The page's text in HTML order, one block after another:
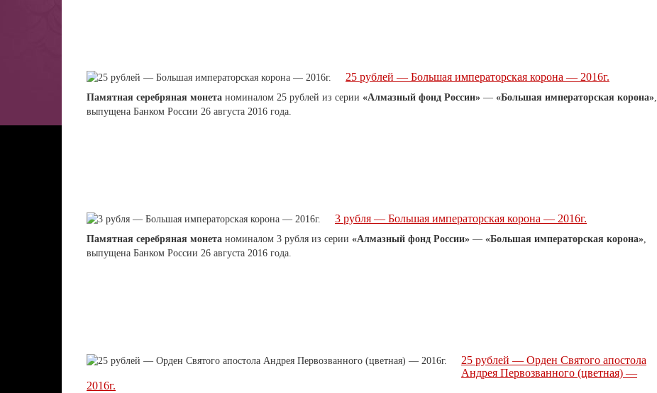
25 рублей — Большая императорская корона — 2016г.
Памятная серебряная монета номиналом 25 рублей из серии «Алмазный фонд России» — «Большая императорская корона»,
выпущена Банком России 26 августа 2016 года.
3 рубля — Большая императорская корона — 2016г.
Памятная серебряная монета номиналом 3 рубля из серии «Алмазный фонд России» — «Большая императорская корона»,
выпущена Банком России 26 августа 2016 года.
25 рублей — Орден Святого апостола
Андрея Первозванного (цветная) —
2016г.